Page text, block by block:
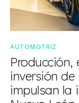
AUTOMOTRIZ
Producción,
inversión
impulsan la